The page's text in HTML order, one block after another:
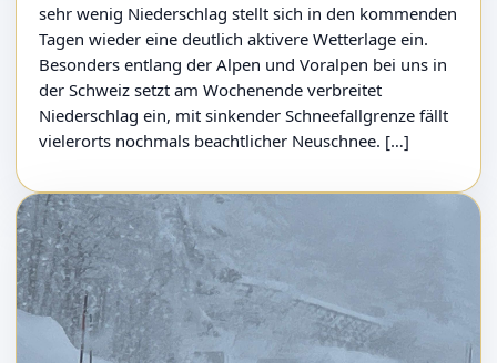
sehr wenig Niederschlag stellt sich in den kommenden
Tagen wieder eine deutlich aktivere Wetterlage ein.
Besonders entlang der Alpen und Voralpen bei uns in
der Schweiz setzt am Wochenende verbreitet
Niederschlag ein, mit sinkender Schneefallgrenze fällt
vielerorts nochmals beachtlicher Neuschnee. […]